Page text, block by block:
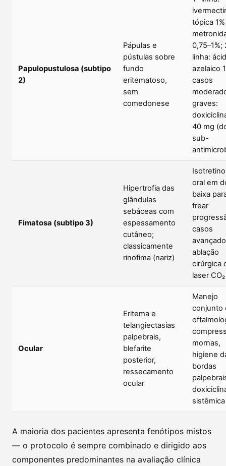
Papulopustulosa (subtipo
2)
Pápulas e
pústulas sobre
fundo
eritematoso,
sem
comedonese
tópica
0,75–1%;
linha:
azelaico
casos
graves:
40 mg
sub-
Fimatosa (subtipo 3)
Hipertrofia das
glândulas
sebáceas com
espessamento
cutâneo;
classicamente
rinofima (nariz)
oral em
baixa
frear
casos
ablação
cirúrgica
laser CO₂
Ocular
Eritema e
telangiectasias
palpebrais,
blefarite
posterior,
ressecamento
ocular
Manejo
conjunto
mornas,
higiene
bordas
sistêmica
A maioria dos pacientes apresenta fenótipos mistos
— o protocolo é sempre combinado e dirigido aos
componentes predominantes na avaliação clínica